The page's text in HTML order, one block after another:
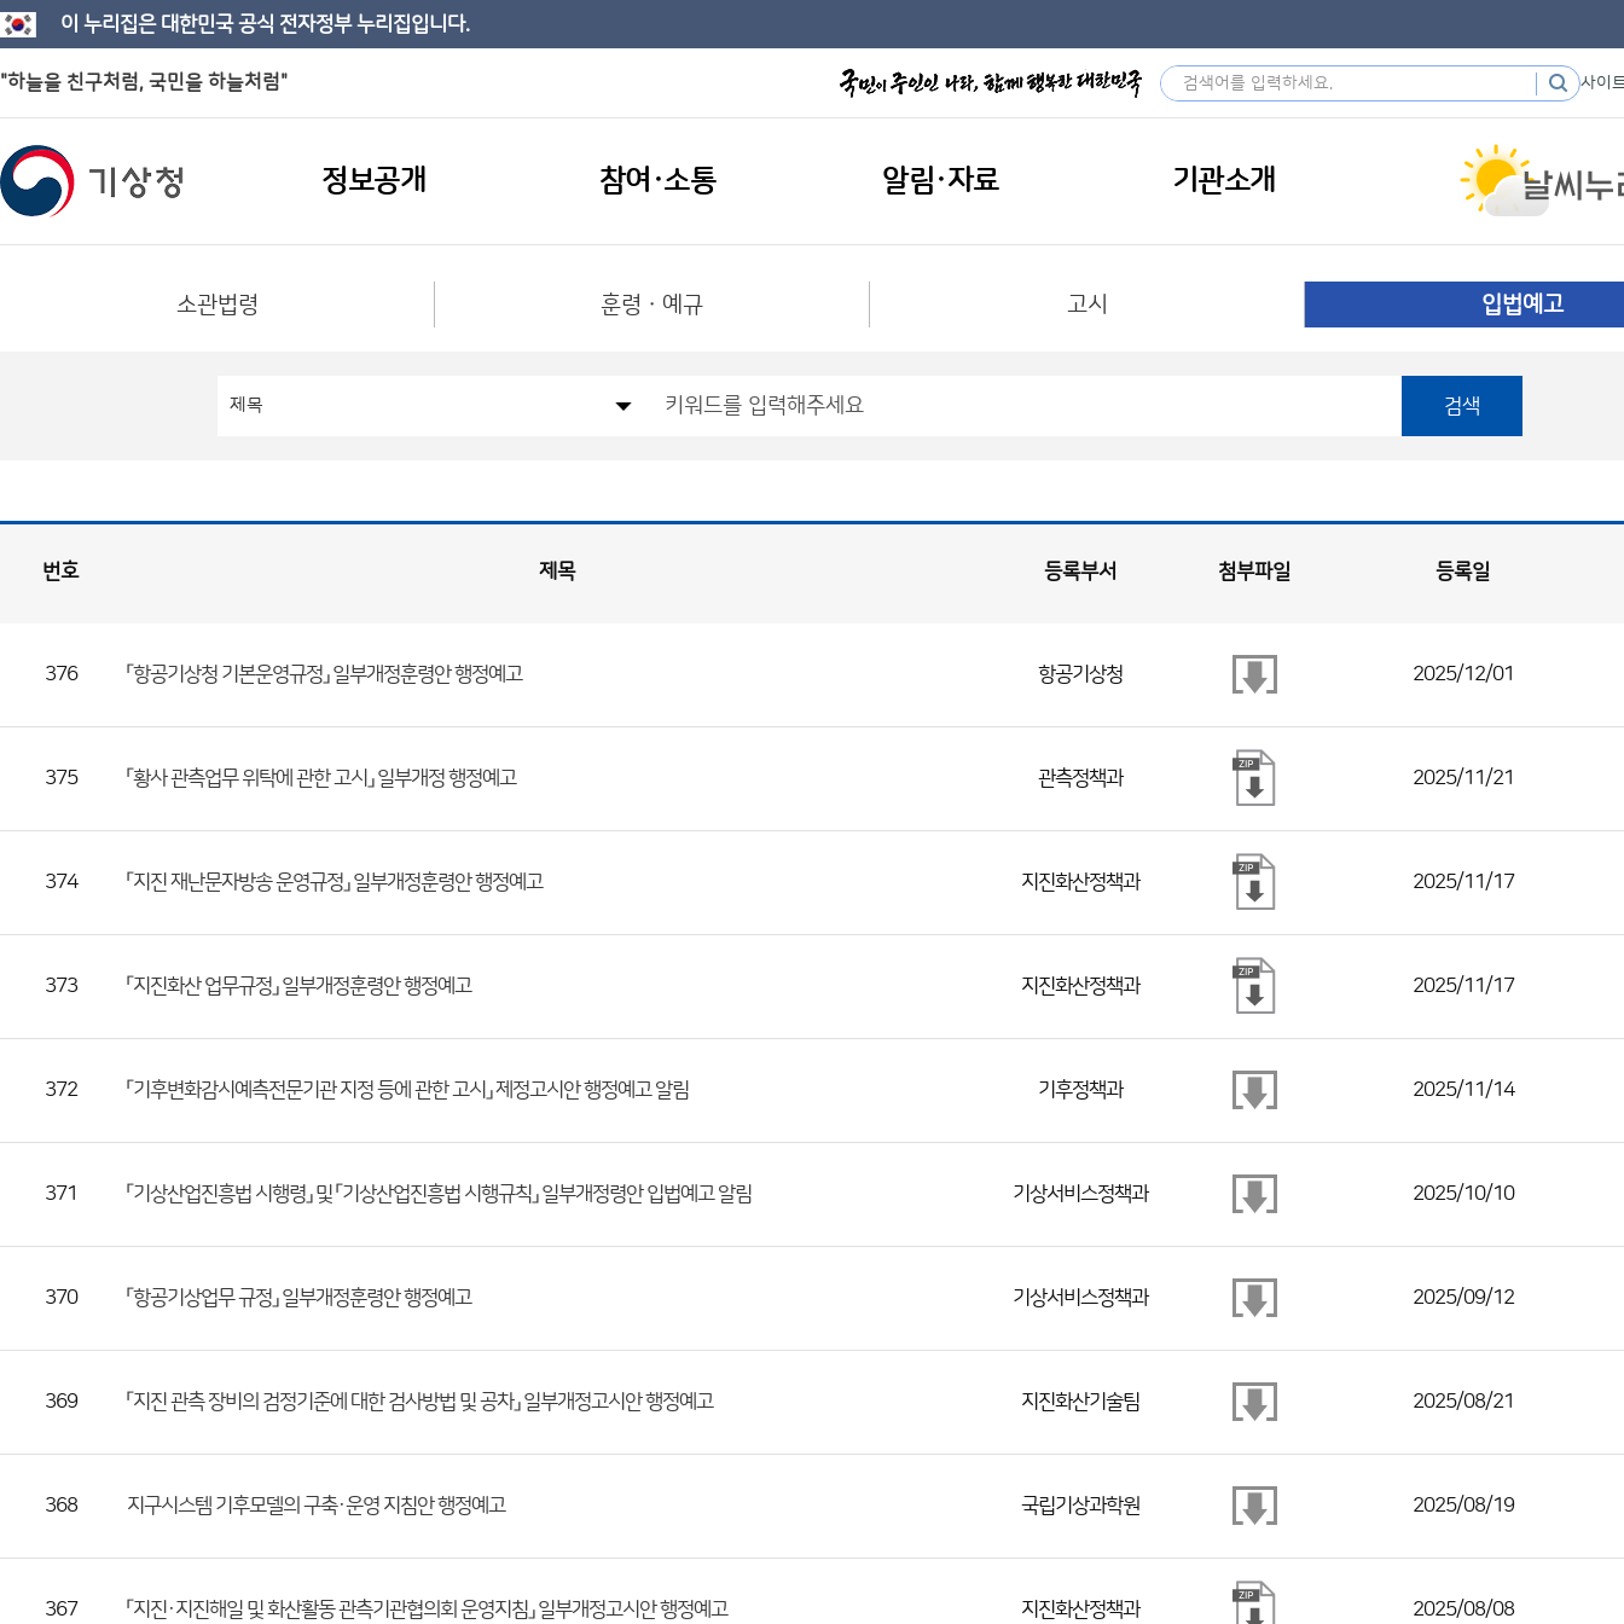
이 누리집은 대한민국 공식 전자정부 누리집입니다.
"하늘을 친구처럼, 국민을 하늘처럼" 사이
정보공개 참여·소통 알림·자료 기관소개
소관법령 훈령ㆍ예규 고시 입법예고
검색
호,
일,
수)
번호 제목 등록부서 첨부파일 등록일
376 「항공기상청 기본운영규정」 일부개정훈령안 행정예고 항공기상청 2025/12/01
375 「황사 관측업무 위탁에 관한 고시」 일부개정 행정예고 관측정책과 2025/11/21
374 「지진 재난문자방송 운영규정」 일부개정훈령안 행정예고 지진화산정책과 2025/11/17
373 「지진화산 업무규정」 일부개정훈령안 행정예고 지진화산정책과 2025/11/17
372 「기후변화감시예측전문기관 지정 등에 관한 고시」 제정고시안 행정예고 알림 기후정책과 2025/11/14
371 「기상산업진흥법 시행령」 및 「기상산업진흥법 시행규칙」 일부개정령안 입법예고 알림 기상서비스정책과 2025/10/10
370 「항공기상업무 규정」 일부개정훈령안 행정예고 기상서비스정책과 2025/09/12
369 「지진 관측 장비의 검정기준에 대한 검사방법 및 공차」 일부개정고시안 행정예고 지진화산기술팀 2025/08/21
368 지구시스템 기후모델의 구축·운영 지침안 행정예고 국립기상과학원 2025/08/19
367 「지진·지진해일 및 화산활동 관측기관협의회 운영지침」 일부개정고시안 행정예고 지진화산정책과 2025/08/08